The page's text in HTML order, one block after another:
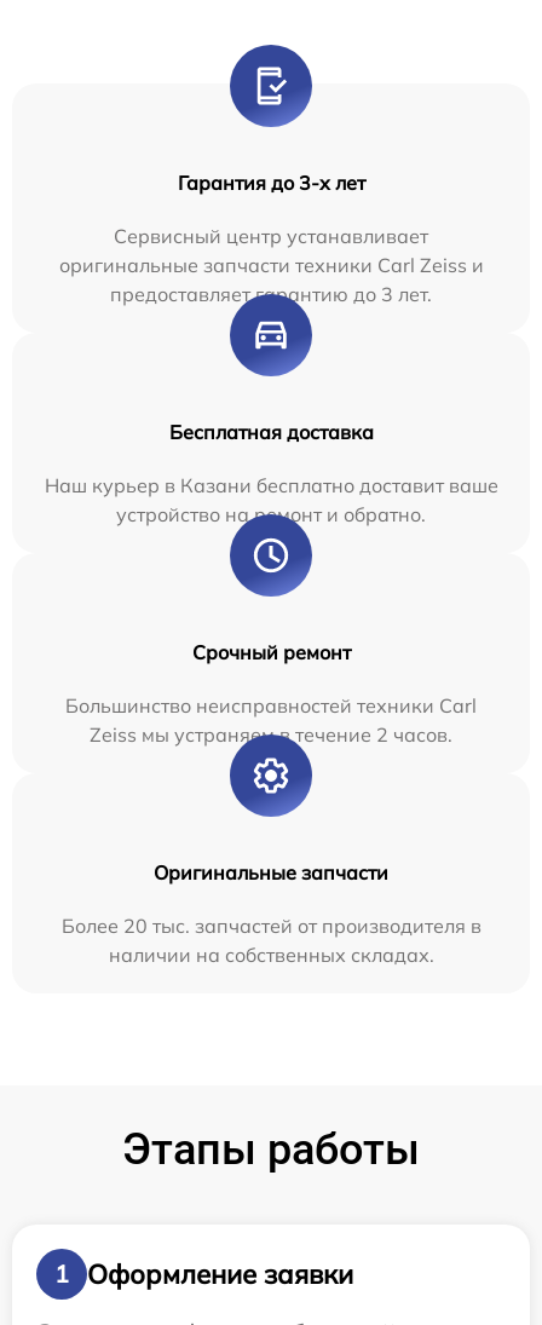
Гарантия до 3-х лет
Сервисный центр устанавливает
оригинальные запчасти техники Carl Zeiss и
предоставляет гарантию до 3 лет.
Бесплатная доставка
Наш курьер в Казани бесплатно доставит ваше
устройство на ремонт и обратно.
Срочный ремонт
Большинство неисправностей техники Carl
Zeiss мы устраняем в течение 2 часов.
Оригинальные запчасти
Более 20 тыс. запчастей от производителя в
наличии на собственных складах.
Этапы работы
1
Оформление заявки